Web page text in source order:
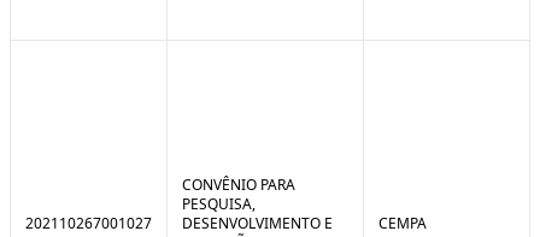
202110267001027
CONVÊNIO PARA
PESQUISA,
DESENVOLVIMENTO E
CEMPA